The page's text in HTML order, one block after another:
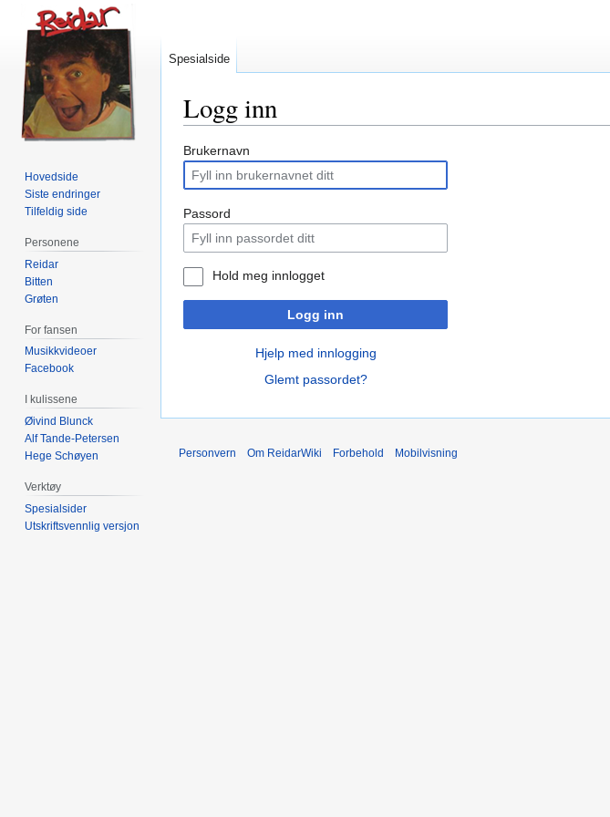
Logg inn
Hopp
navigering
Hopp
søk
Brukernavn
Passord
Hold meg innlogget
Logg inn
Hjelp med innlogging
Glemt passordet?
Spesialside
Hovedside
Siste endringer
Tilfeldig side
Personene
Reidar
Bitten
Grøten
For fansen
Musikkvideoer
Facebook
I kulissene
Øivind Blunck
Alf Tande-Petersen
Hege Schøyen
Verktøy
Spesialsider
Utskriftsvennlig versjon
Personvern Om ReidarWiki Forbehold Mobilvisning